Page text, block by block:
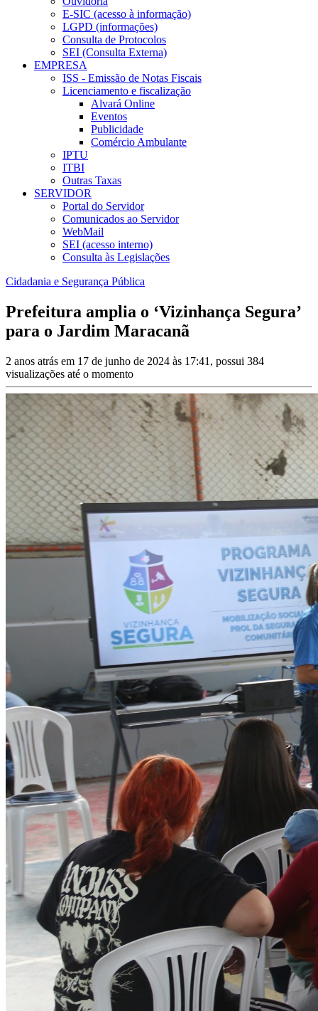
E-SIC (acesso à informação)
LGPD (informações)
Consulta de Protocolos
SEI (Consulta Externa)
EMPRESA
ISS - Emissão de Notas Fiscais
Licenciamento e fiscalização
Alvará Online
Eventos
Publicidade
Comércio Ambulante
IPTU
ITBI
Outras Taxas
SERVIDOR
Portal do Servidor
Comunicados ao Servidor
WebMail
SEI (acesso interno)
Consulta às Legislações
Cidadania e Segurança Pública
Prefeitura amplia o ‘Vizinhança Segura’
para o Jardim Maracanã
2 anos atrás em 17 de junho de 2024 às 17:41, possui 384
visualizações até o momento